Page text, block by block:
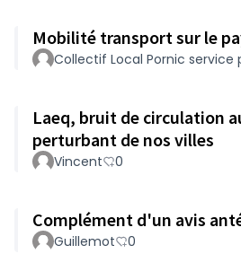
Mobilité transport sur le
Collectif Local Pornic service
Laeq, bruit de circulation
perturbant de nos villes
Vincent 0
Complément d'un avis
Guillemot 0